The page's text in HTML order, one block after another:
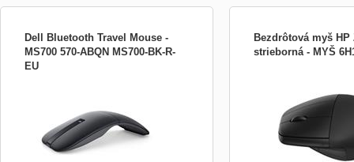
Dell Bluetooth Travel Mouse -
MS700 570-ABQN MS700-BK-R-
EU
Bezdrôtová myš HP
strieborná - MYŠ
Rozmery - 10,2 x 6,5 x
44 g Batérie - 1x AA
h x v) •101,7 x 64,6 x 25
výrobku •0,04 kg Čo je v
AA batéria Dok...